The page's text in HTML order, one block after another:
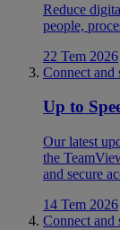
Reduce
people,
22 Tem 2026
Connect and
Up to
Our latest
the
and secure
14 Tem 2026
Connect and